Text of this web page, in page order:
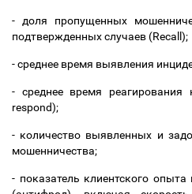
- доля пропущенных
подтвержденных случаев (Recall);
- среднее время выявления
- среднее время
respond);
- количество выявленных и
мошенничества;
- показатель клиентского